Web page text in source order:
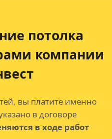
потолка
компании
вы платите именно
в договоре
в ходе работ